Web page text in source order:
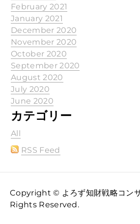
February 2021
January 2021
December 2020
November 2020
October 2020
September 2020
August 2020
July 2020
June 2020
カテゴリー
All
RSS Feed
Copyright © よろず知財戦略コン
Rights Reserved.